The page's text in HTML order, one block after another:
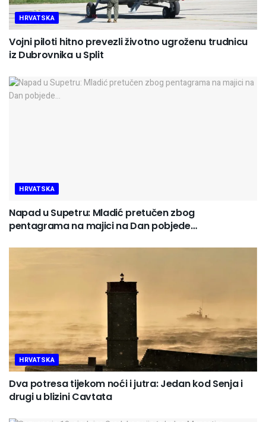
HRVATSKA
Vojni piloti hitno prevezli životno ugroženu trudnicu
iz Dubrovnika u Split
HRVATSKA
Napad u Supetru: Mladić pretučen zbog
pentagrama na majici na Dan pobjede…
HRVATSKA
Dva potresa tijekom noći i jutra: Jedan kod Senja i
drugi u blizini Cavtata